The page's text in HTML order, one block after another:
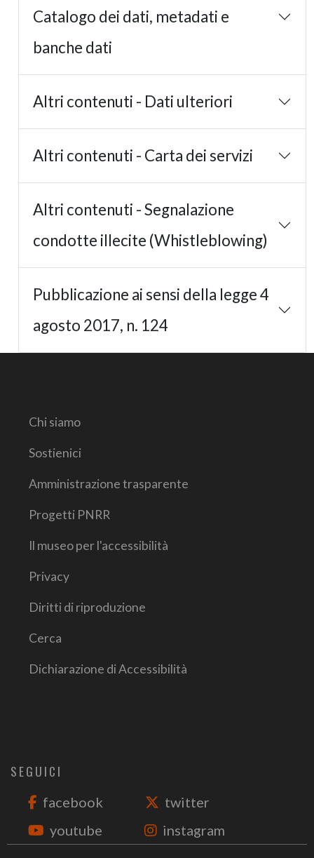
Catalogo dei dati, metadati e
banche dati
Altri contenuti - Dati ulteriori
Altri contenuti - Carta dei servizi
Altri contenuti - Segnalazione
condotte illecite (Whistleblowing)
Pubblicazione ai sensi della legge 4
agosto 2017, n. 124
Chi siamo
Sostienici
Amministrazione trasparente
Progetti PNRR
Il museo per l'accessibilità
Privacy
Diritti di riproduzione
Cerca
Dichiarazione di Accessibilità
SEGUICI
facebook
twitter
youtube
instagram